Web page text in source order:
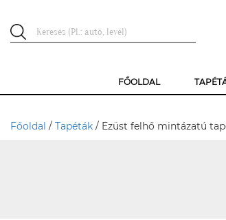
FŐOLDAL
Főoldal / Tapéták / Ezüst felhő mintázatú